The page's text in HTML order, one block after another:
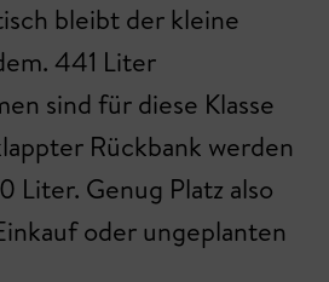
bleibt der kleine
441 Liter
sind für diese Klasse
Rückbank werden
Liter. Genug Platz also
oder ungeplanten